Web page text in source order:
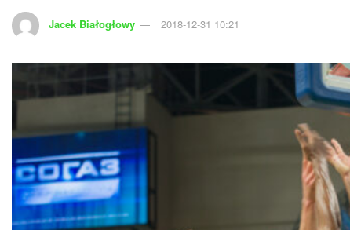
Jacek Białogłowy 2018-12-31 10:21